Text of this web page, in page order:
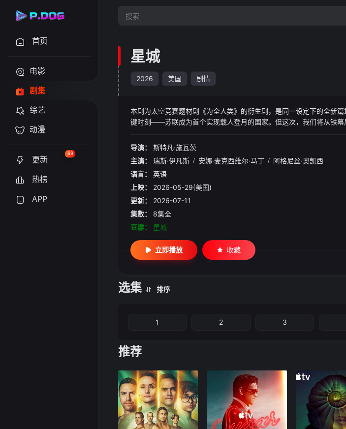
首页
电影
剧集
综艺
动漫
更新
69
热榜
APP
星城
2026 美国 剧情
本剧为太空竞赛题材剧《为全人类》的衍生剧，是同一设定下的全新
键时刻——苏联成为首个实现载人登月的国家。但这次，我们将从铁
导演：
斯特凡·施瓦茨
主演：
瑞斯·伊凡斯 / 安娜·麦克西维尔·马丁 / 阿格尼丝·奥凯西
语言：
英语
上映：
2026-05-29(美国)
更新：
2026-07-11
集数：
8集全
豆瓣：
星城
立即播放 收藏
选集 排序
1 2 3
推荐